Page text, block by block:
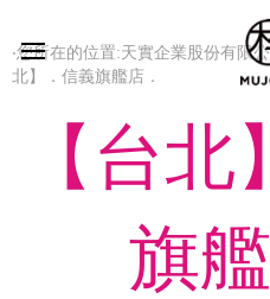
‧您所在的位置:天實企業股份有限
北】．信義旗艦店．
【台
旗